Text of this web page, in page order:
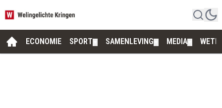
ECONOMIE SPORT SAMENLEVING MEDIA